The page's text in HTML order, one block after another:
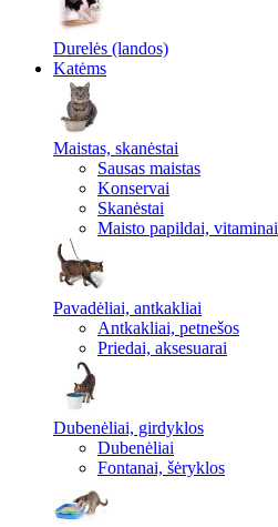
Durelės (landos)
Katėms
Maistas, skanėstai
Sausas maistas
Konservai
Skanėstai
Maisto papildai, vitaminai
Pavadėliai, antkakliai
Antkakliai, petnešos
Priedai, aksesuarai
Dubenėliai, girdyklos
Dubenėliai
Fontanai, šėryklos